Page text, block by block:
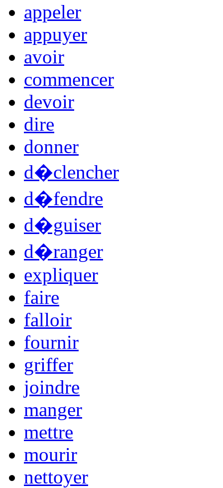
appeler
appuyer
avoir
commencer
devoir
dire
donner
d�clencher
d�fendre
d�guiser
d�ranger
expliquer
faire
falloir
fournir
griffer
joindre
manger
mettre
mourir
nettoyer